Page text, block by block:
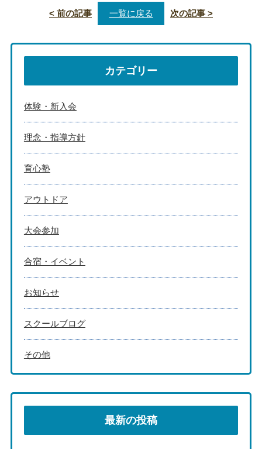
< 前の記事 一覧に戻る 次の記事 >
カテゴリー
体験・新入会
理念・指導方針
育心塾
アウトドア
大会参加
合宿・イベント
お知らせ
スクールブログ
その他
最新の投稿